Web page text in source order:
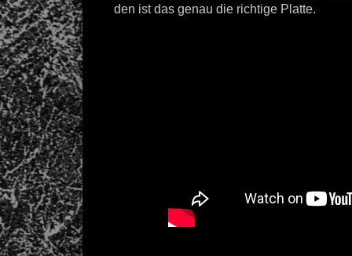
den ist das genau die richtige Platte.